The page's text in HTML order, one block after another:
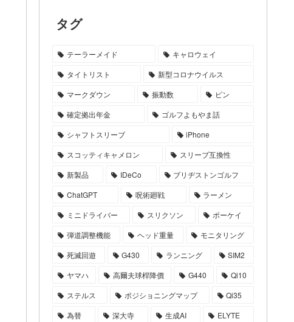
タグ
テーラーメイド
キャロウェイ
タイトリスト
新型コロナウイルス
マークダウン
振動数
ピン
確定拠出年金
ゴルフよもやま話
シャフトスリーブ
iPhone
スコッティキャメロン
スリーブ互換性
新製品
IDeCo
ブリヂストンゴルフ
ChatGPT
呪術廻戦
ラーメン
ミニドライバー
スリクソン
ボーケイ
弾道調整機能
ヘッド重量
モニタリング
死滅回遊
G430 ランニング
SIM2
ヤマハ
高爾夫球桿降價 G440
Qi10
ステルス
ポジショニングマップ
Qi35
為替
深大寺 生成AI
ELYTE